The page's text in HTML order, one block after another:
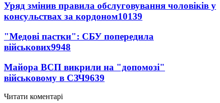
Уряд змінив правила обслуговування чоловіків у
консульствах за кордоном10139
"Медові пастки": СБУ попередила
військових9948
Майора ВСП викрили на "допомозі"
військовому в СЗЧ9639
Читати коментарі